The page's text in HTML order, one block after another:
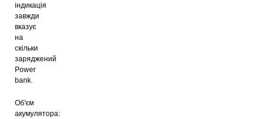
індикація
завжди
вказує
на
скільки
заряджений
Power
bank.
Об'єм
акумулятора: